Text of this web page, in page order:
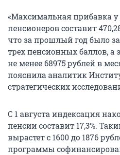
«Максимальная прибавка
пенсионеров составит
что за прошлый год было
трех пенсионных баллов, а
не менее 68975 рублей в
пояснила аналитик
стратегических
С 1 августа индексация
пенсии составит 17,3%.
вырастет с 1600 до 1876
программы